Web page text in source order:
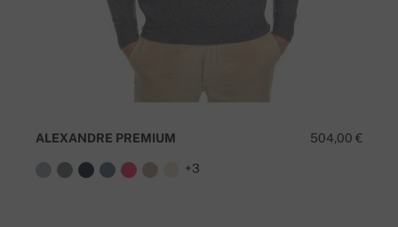
504,00 €
ALEXANDRE PREMIUM
+3